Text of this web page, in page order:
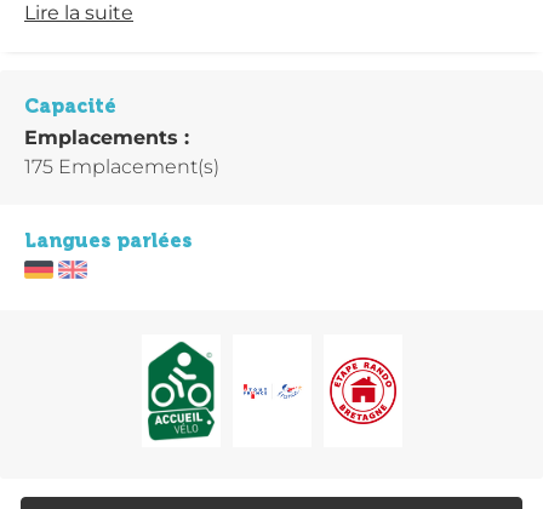
Lire la suite
Capacité
Emplacements :
175 Emplacement(s)
Langues parlées